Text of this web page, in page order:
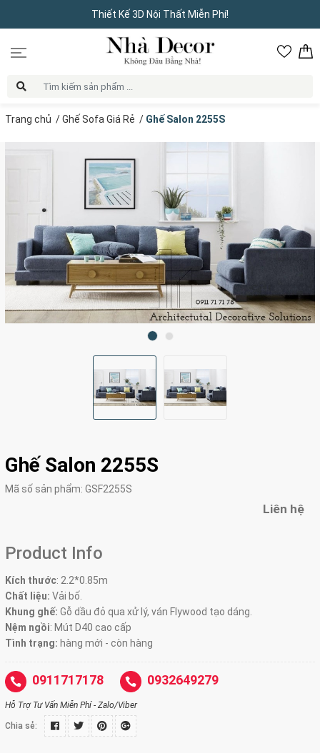
Thiết Kế 3D Nội Thất Miễn Phí!
Trang chủ /Ghế Sofa Giá Rẻ / Ghế Salon 2255S
Ghế Salon 2255S
Mã số sản phẩm: GSF2255S
Liên hệ
Product Info
Kích thước: 2.2*0.85m
Chất liệu: Vải bố.
Khung ghế: Gỗ dầu đỏ qua xử lý, ván Flywood tạo dáng.
Nệm ngồi: Mút D40 cao cấp
Tình trạng: hàng mới - còn hàng
0911717178 0932649279
Hỗ Trợ Tư Vấn Miễn Phí - Zalo/Viber
Chia sẻ: